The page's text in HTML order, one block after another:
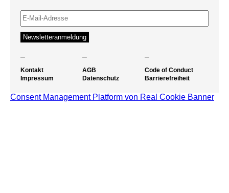
– – –
Kontakt
Impressum
AGB
Datenschutz
Code of Conduct
Barrierefreiheit
Consent Management Platform von Real Cookie Banner